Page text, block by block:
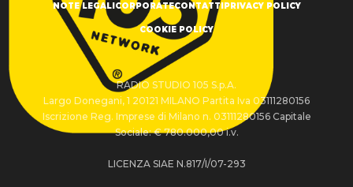
NOTE LEGALICORPORATECONTATTIPRIVACY POLICY
COOKIE POLICY
RADIO STUDIO 105 S.p.A.
Largo Donegani, 1 20121 MILANO Partita Iva 03111280156
Iscrizione Reg. Imprese di Milano n. 03111280156 Capitale
Sociale: € 780.000,00 i.v.
LICENZA SIAE N.817/I/07-293